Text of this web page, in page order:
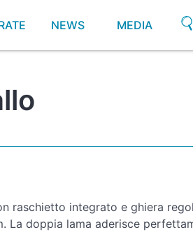
NEWS MEDIA
raschietto integrato e ghiera
La doppia lama aderisce